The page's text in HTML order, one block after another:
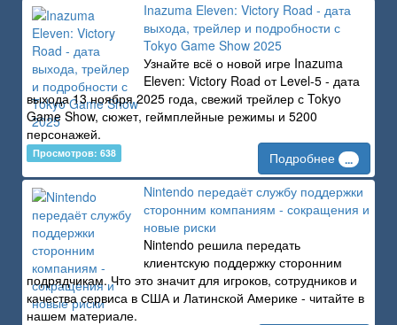
Inazuma Eleven: Victory Road - дата
выхода, трейлер и подробности с
Tokyo Game Show 2025
Узнайте всё о новой игре Inazuma
Eleven: Victory Road от Level-5 - дата
выхода 13 ноября 2025 года, свежий трейлер с Tokyo
Game Show, сюжет, геймплейные режимы и 5200
персонажей.
Просмотров: 638 Подробнее ...
Nintendo передаёт службу поддержки
сторонним компаниям - сокращения и
новые риски
Nintendo решила передать
клиентскую поддержку сторонним
подрядчикам. Что это значит для игроков, сотрудников и
качества сервиса в США и Латинской Америке - читайте в
нашем материале.